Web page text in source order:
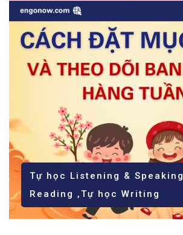
Tự học Listening & Speaking
Reading ,Tự học Writing